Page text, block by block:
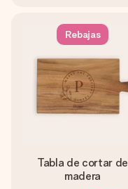
Rebajas
Tabla de cortar de
madera